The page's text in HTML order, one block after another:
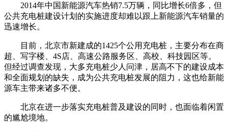
2014年中国新能源汽车热销7.5万辆，同比增长6倍多，但
公共充电桩建设计划的实施进度却难以跟上新能源汽车销量的
迅速增长。
目前，北京市新建成的1425个公用充电桩，主要分布在商
超、写字楼、4S店、高速公路服务区、高校、科技园区等。
但经过调查发现，大多充电桩少人问津，居高不下的建设成本
和全面规划的缺失，成为公共充电桩发展的阻力，这也给新能
源车主带来诸多不便。
北京在进一步落实充电桩普及建设的同时，也面临着闲置
的尴尬境地。